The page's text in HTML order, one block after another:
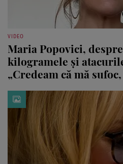
VIDEO
Maria Popovici,
kilogramele și
„Credeam că mă